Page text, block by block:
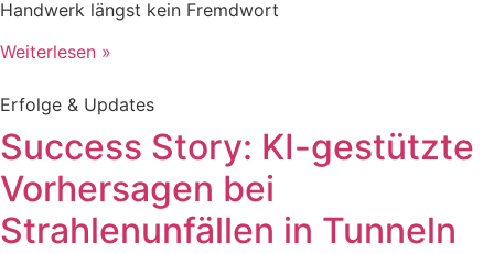
Handwerk längst kein Fremdwort
Weiterlesen »
Erfolge & Updates
Success Story: KI-gestützte
Vorhersagen bei
Strahlenunfällen in Tunneln